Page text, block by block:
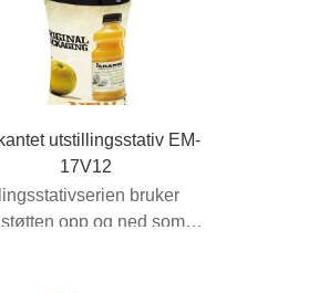
utstillingsstativ EM-
17V12
bruker
opp og ned som